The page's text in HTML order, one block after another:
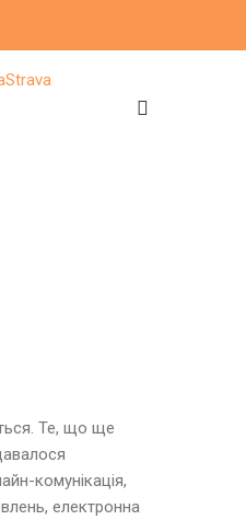
Те, що ще
комунікація,
електронна